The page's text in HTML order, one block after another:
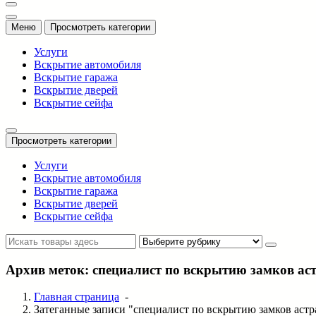
Меню Просмотреть категории
Услуги
Вскрытие автомобиля
Вскрытие гаража
Вскрытие дверей
Вскрытие сейфа
Просмотреть категории
Услуги
Вскрытие автомобиля
Вскрытие гаража
Вскрытие дверей
Вскрытие сейфа
Архив меток: специалист по вскрытию замков
Главная страница -
Затеганные записи "специалист по вскрытию замков